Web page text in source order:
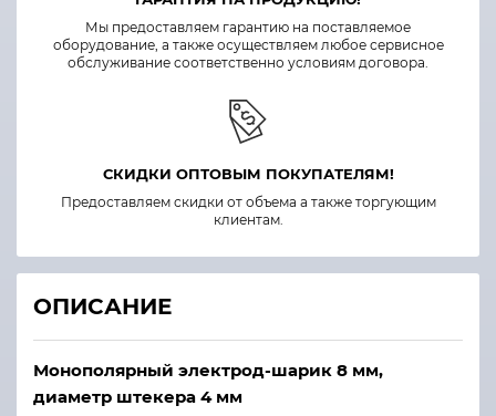
Мы предоставляем гарантию на поставляемое
оборудование, а также осуществляем любое сервисное
обслуживание соответственно условиям договора.
СКИДКИ ОПТОВЫМ ПОКУПАТЕЛЯМ!
Предоставляем скидки от объема а также торгующим
клиентам.
ОПИСАНИЕ
Монополярный электрод-шарик 8 мм,
диаметр штекера 4 мм